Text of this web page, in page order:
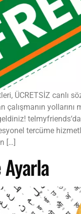
ÜCRETSİZ canlı
çalışmanın yollarını
tercüme
[…]